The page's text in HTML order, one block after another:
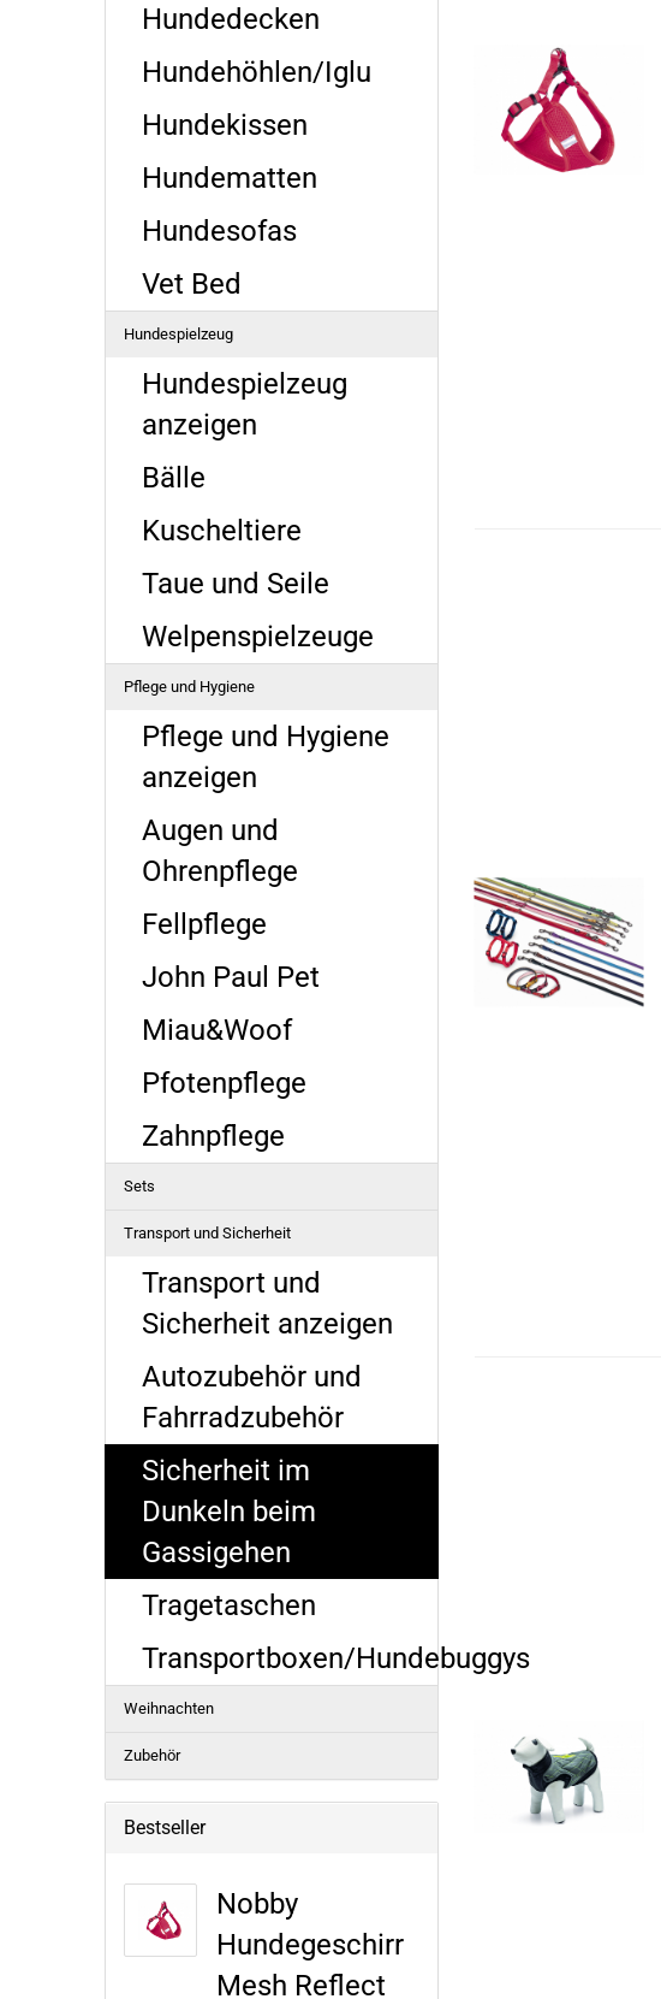
Hundedecken
Hundehöhlen/Iglu
Hundekissen
Hundematten
Hundesofas
Vet Bed
Hundespielzeug
Hundespielzeug
anzeigen
Bälle
Kuscheltiere
Taue und Seile
Welpenspielzeuge
Pflege und Hygiene
Pflege und Hygiene
anzeigen
Augen und
Ohrenpflege
Fellpflege
John Paul Pet
Miau&Woof
Pfotenpflege
Zahnpflege
Sets
Transport und Sicherheit
Transport und
Sicherheit anzeigen
Autozubehör und
Fahrradzubehör
Sicherheit im
Dunkeln beim
Gassigehen
Tragetaschen
Transportboxen/Hundebuggys
Weihnachten
Zubehör
Bestseller
Nobby
Hundegeschirr
Mesh Reflect